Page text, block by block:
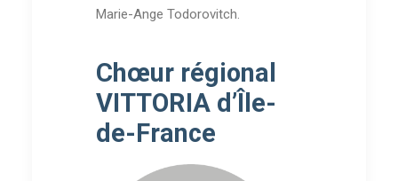
Marie-Ange Todorovitch.
Chœur régional
VITTORIA d’Île-
de-France